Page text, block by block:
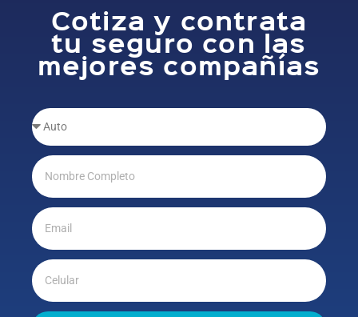
Cotiza y contrata
tu seguro con las
mejores compañías